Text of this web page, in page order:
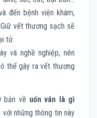
đến bệnh viện khám,
vết thương sạch sẽ
tử.
và nghề nghiệp, nên
thể gây ra vết thương
bản về uốn ván là gì
những thông tin này